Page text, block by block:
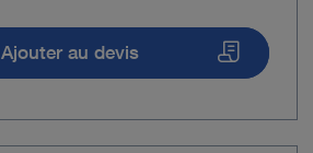
Ajouter au devis